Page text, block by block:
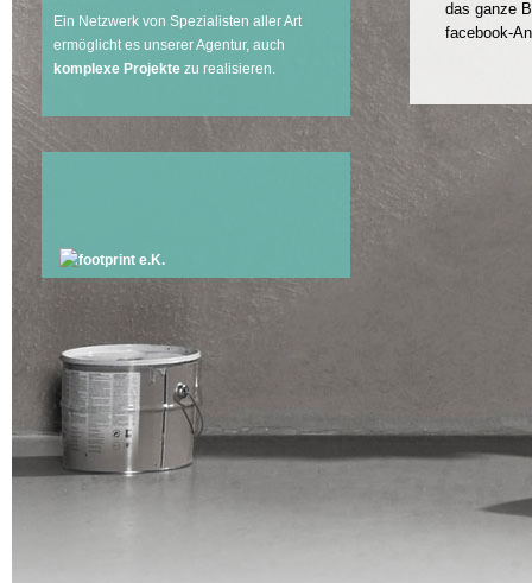
Ein Netzwerk von Spezialisten aller Art
ermöglicht es unserer Agentur, auch
komplexe Projekte zu realisieren.
das ganze
facebook-